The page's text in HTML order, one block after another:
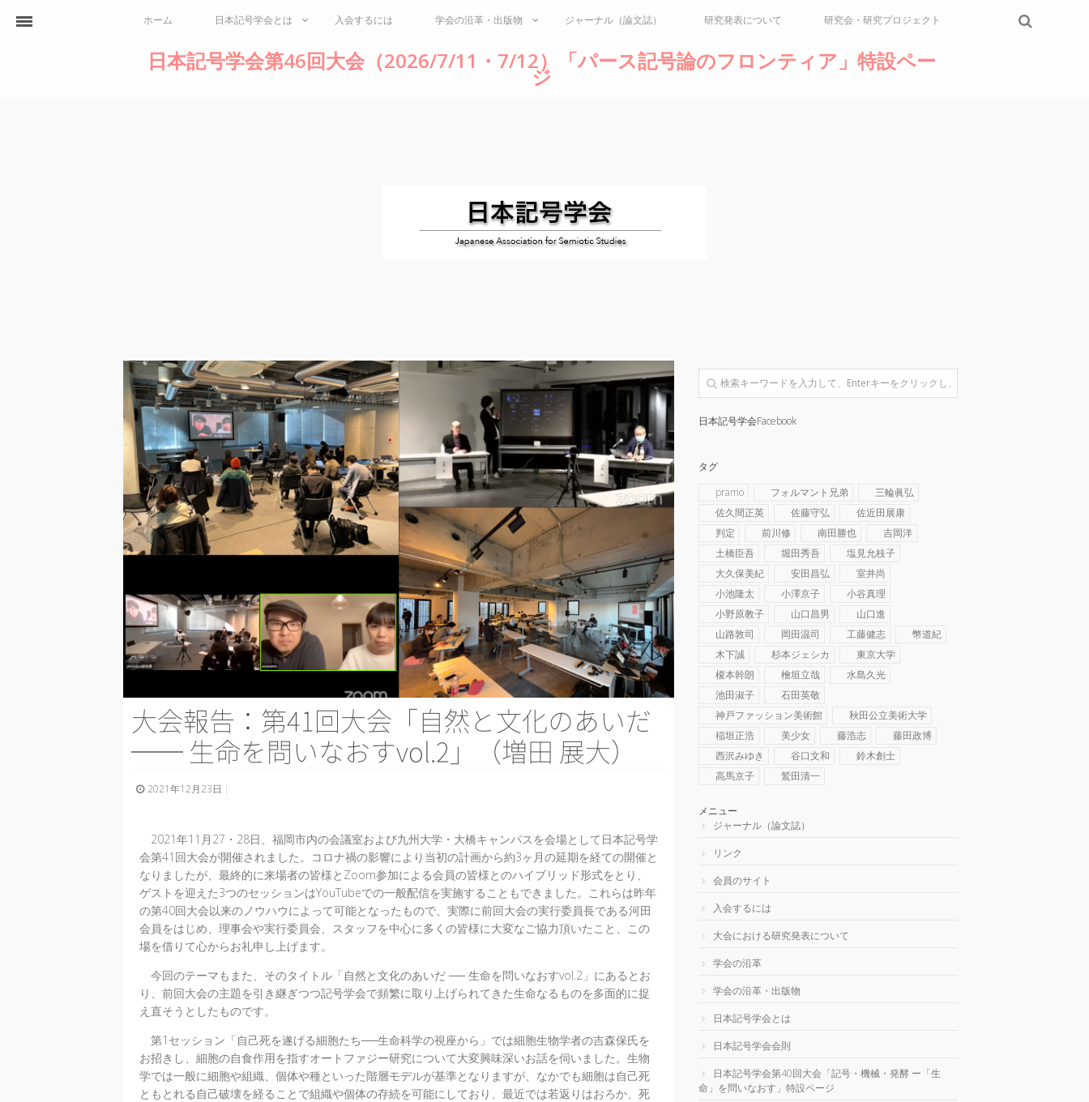
ホーム 日本記号学会とは 入会するには 学会の沿革・出版物 ジャーナル（論文誌） 研究発表について 研究会・研究プロジェクト
日本記号学会第46回大会（2026/7/11・7/12）「パース記号論のフロンティア」特設ペー
ジ
大会報告：第41回大会「自然と文化のあいだ
── 生命を問いなおすvol.2」（増田 展大）
2021年12月23日
2021年11月27・28日、福岡市内の会議室および九州大学・大橋キャンパスを会場として日本記号学
会第41回大会が開催されました。コロナ禍の影響により当初の計画から約3ヶ月の延期を経ての開催と
なりましたが、最終的に来場者の皆様とZoom参加による会員の皆様とのハイブリッド形式をとり、
ゲストを迎えた3つのセッションはYouTubeでの一般配信を実施することもできました。これらは昨年
の第40回大会以来のノウハウによって可能となったもので、実際に前回大会の実行委員長である河田
会員をはじめ、理事会や実行委員会、スタッフを中心に多くの皆様に大変なご協力頂いたこと、この
場を借りて心からお礼申し上げます。
今回のテーマもまた、そのタイトル「自然と文化のあいだ ── 生命を問いなおすvol.2」にあるとお
り、前回大会の主題を引き継ぎつつ記号学会で頻繁に取り上げられてきた生命なるものを多面的に捉
え直そうとしたものです。
第1セッション「自己死を遂げる細胞たち──生命科学の視座から」では細胞生物学者の吉森保氏を
お招きし、細胞の自食作用を指すオートファジー研究について大変興味深いお話を伺いました。生物
学では一般に細胞や組織、個体や種といった階層モデルが基準となりますが、なかでも細胞は自己死
ともとれる自己破壊を経ることで組織や個体の存続を可能にしており、最近では若返りはおろか、死
日本記号学会Facebook
タグ
pramo
フォルマント兄弟
三輪眞弘
佐久間正英
佐藤守弘
佐近田展康
判定
前川修 南田勝也
吉岡洋
土橋臣吾
堀田秀吾
塩見允枝子
大久保美紀
安田昌弘
室井尚
小池隆太
小澤京子
小谷真理
小野原教子
山口昌男
山口進
山路敦司
岡田温司 工藤健志
幣道紀
木下誠
杉本ジェシカ
東京大学
榎本幹朗
檜垣立哉
水島久光
池田淑子
石田英敬
神戸ファッション美術館
秋田公立美術大学
稲垣正浩
美少女 藤浩志
藤田政博
西沢みゆき
谷口文和
鈴木創士
高馬京子
鷲田清一
メニュー
ジャーナル（論文誌）
リンク
会員のサイト
入会するには
大会における研究発表について
学会の沿革
学会の沿革・出版物
日本記号学会とは
日本記号学会会則
日本記号学会第40回大会「記号・機械・発酵 ー「生
命」を問いなおす」特設ページ